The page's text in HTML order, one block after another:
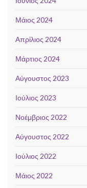
Μάιος 2024
Απρίλιος 2024
Μάρτιος 2024
Αύγουστος 2023
Ιούλιος 2023
Νοέμβριος 2022
Αύγουστος 2022
Ιούλιος 2022
Μάιος 2022